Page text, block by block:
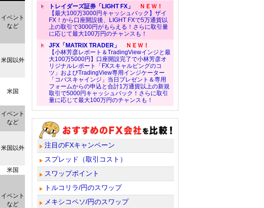
イベント
など
米国以外
米国
イベント
など
米国以外
米国
イベント
など
トレイダーズ証券「LIGHT FX」
ＮＥＷ！
【最大100万3000円キャッシュバック】ザイ
FX！から口座開設後、LIGHT FXで5万通貨以
上の取引で3000円がもらえる！さらに取引量
に応じて最大100万円のチャンスも！
JFX「MATRIX TRADER」
ＮＥＷ！
【小林芳彦レポート＆TradingViewインジと最
大100万5000円】口座開設完了で小林芳彦オ
リジナルレポート「FXスキャルピングのコ
ツ」およびTradingView専用インジケーター
「コバスキャインジ」当日プレゼント＆専用
フォームからの申込と合計1万通貨以上の新規
取引で5000円キャッシュバック！さらに取引
量に応じて最大100万円のチャンスも！
注目のFXキャンペーン
スプレッド（取引コスト）
スワップポイント
トルコリラ/円のスワップ
メキシコペソ/円のスワップ